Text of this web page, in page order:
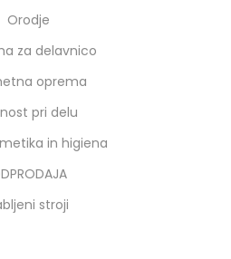
Orodje
za delavnico
oprema
pri delu
in higiena
stroji